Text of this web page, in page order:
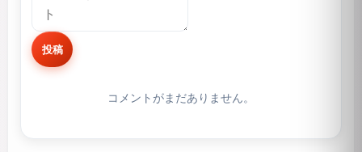
投稿
コメントがまだありません。